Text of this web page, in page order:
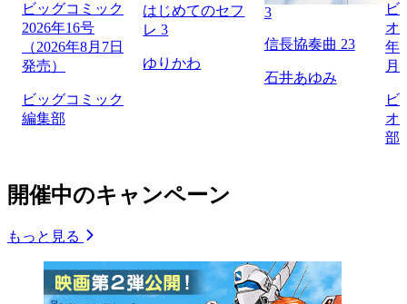
ビッグコミック
2026年16号
（2026年8月7日
発売）
ビッグコミック
編集部
はじめてのセフ
レ 3
ゆりかわ
3
信長協奏曲 23
石井あゆみ
ビ
オ
年
月
ビ
オ
部
開催中のキャンペーン
もっと見る